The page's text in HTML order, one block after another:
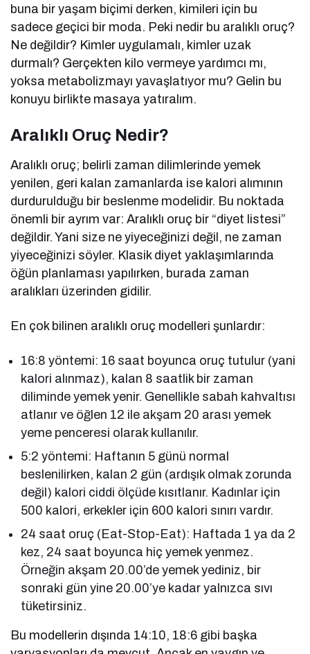
buna bir yaşam biçimi derken, kimileri için bu
sadece geçici bir moda. Peki nedir bu aralıklı oruç?
Ne değildir? Kimler uygulamalı, kimler uzak
durmalı? Gerçekten kilo vermeye yardımcı mı,
yoksa metabolizmayı yavaşlatıyor mu? Gelin bu
konuyu birlikte masaya yatıralım.
Aralıklı Oruç Nedir?
Aralıklı oruç; belirli zaman dilimlerinde yemek
yenilen, geri kalan zamanlarda ise kalori alımının
durdurulduğu bir beslenme modelidir. Bu noktada
önemli bir ayrım var: Aralıklı oruç bir “diyet listesi”
değildir. Yani size ne yiyeceğinizi değil, ne zaman
yiyeceğinizi söyler. Klasik diyet yaklaşımlarında
öğün planlaması yapılırken, burada zaman
aralıkları üzerinden gidilir.
En çok bilinen aralıklı oruç modelleri şunlardır:
16:8 yöntemi: 16 saat boyunca oruç tutulur (yani
kalori alınmaz), kalan 8 saatlik bir zaman
diliminde yemek yenir. Genellikle sabah kahvaltısı
atlanır ve öğlen 12 ile akşam 20 arası yemek
yeme penceresi olarak kullanılır.
5:2 yöntemi: Haftanın 5 günü normal
beslenilirken, kalan 2 gün (ardışık olmak zorunda
değil) kalori ciddi ölçüde kısıtlanır. Kadınlar için
500 kalori, erkekler için 600 kalori sınırı vardır.
24 saat oruç (Eat-Stop-Eat): Haftada 1 ya da 2
kez, 24 saat boyunca hiç yemek yenmez.
Örneğin akşam 20.00’de yemek yediniz, bir
sonraki gün yine 20.00’ye kadar yalnızca sıvı
tüketirsiniz.
Bu modellerin dışında 14:10, 18:6 gibi başka